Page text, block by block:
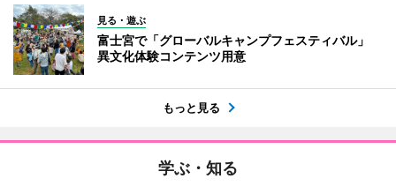
見る・遊ぶ
富士宮で「グローバルキャンプフェスティバル」
異文化体験コンテンツ用意
もっと見る
学ぶ・知る